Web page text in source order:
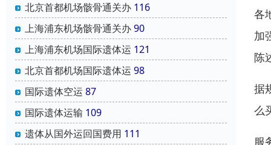
北京首都机场骸骨通关办 116
上海浦东机场骸骨通关办90
上海浦东机场国际遗体运 121
北京首都机场国际遗体运 98
国际遗体空运 87
国际遗体运输 109
遗体从国外运回国费用 111
各
加
陈
据
么
服